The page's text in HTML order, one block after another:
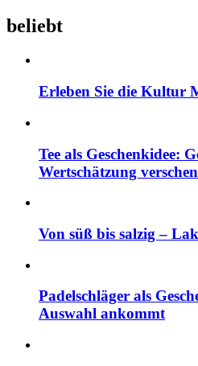
beliebt
Erleben Sie die Kultur
Tee als Geschenkidee:
Wertschätzung
Von süß bis salzig –
Padelschläger als
Auswahl ankommt